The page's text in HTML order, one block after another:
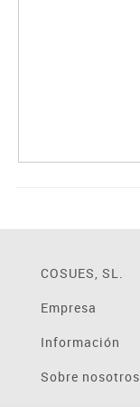
COSUES, SL.
Empresa
Información
Sobre nosotros